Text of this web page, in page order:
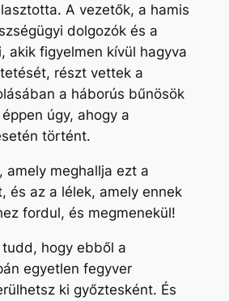
A vezetők, a hamis
dolgozók és a
akik figyelmen kívül hagyva
részt vettek a
a háborús bűnösök
úgy, ahogy a
történt.
amely meghallja ezt a
és az a lélek, amely ennek
fordul, és megmenekül!
hogy ebből a
egyetlen fegyver
ki győztesként. És